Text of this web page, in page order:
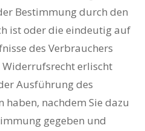
Bestimmung durch den
ist oder die eindeutig auf
des Verbrauchers
Widerrufsrecht erlischt
Ausführung des
haben, nachdem Sie dazu
gegeben und